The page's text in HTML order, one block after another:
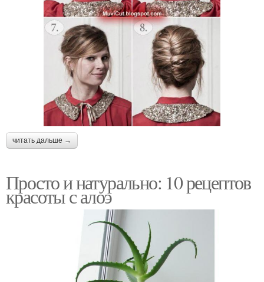
читать дальше →
Просто и натурально: 10 рецептов
красоты с алоэ